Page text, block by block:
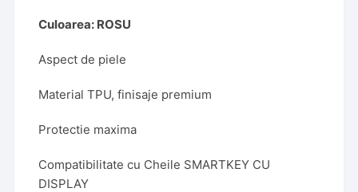
Culoarea: ROSU
Aspect de piele
Material TPU, finisaje premium
Protectie maxima
Compatibilitate cu Cheile SMARTKEY CU
DISPLAY